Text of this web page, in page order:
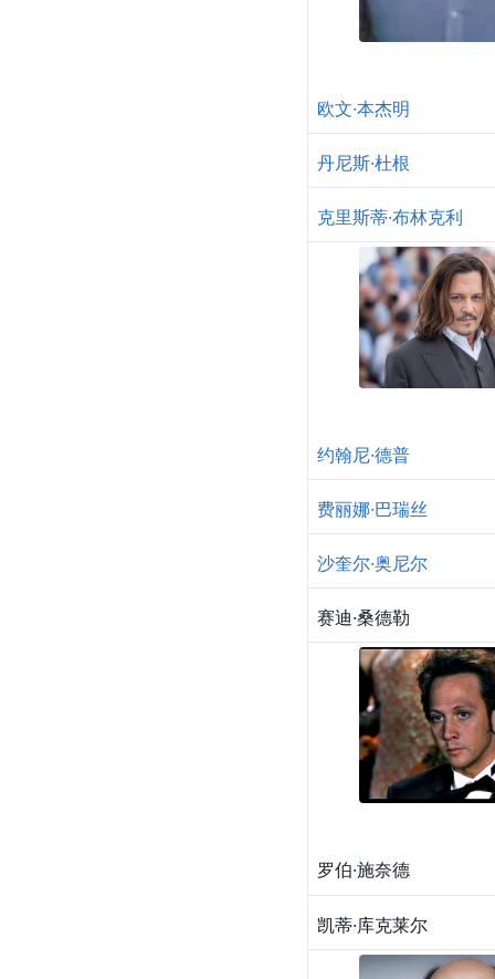
欧文·本杰明
丹尼斯·杜根
克里斯蒂·布林克利
约翰尼·德普
费丽娜·巴瑞丝
沙奎尔·奥尼尔
赛迪·桑德勒
罗伯·施奈德
凯蒂·库克莱尔